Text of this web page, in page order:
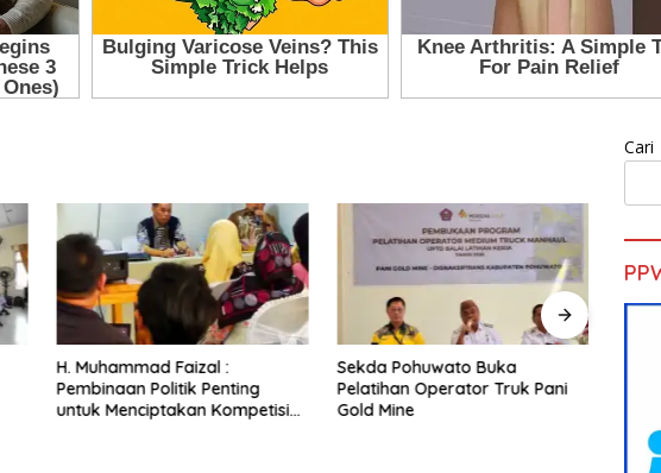
Sekda Pohuwato Buka
Pelatihan Operator Truk Pani
Gold Mine
Dugaan Penyimpangan MBG
Naik ke Babak Baru, Eks
Petinggi BGN Resmi Jadi
Cari